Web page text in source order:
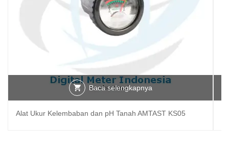
Baca selengkapnya
Alat Ukur Kelembaban dan pH Tanah AMTAST KS05